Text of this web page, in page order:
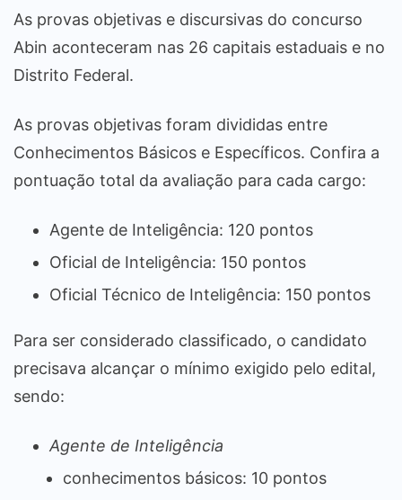
As provas objetivas e discursivas do concurso
Abin aconteceram nas 26 capitais estaduais e no
Distrito Federal.
As provas objetivas foram divididas entre
Conhecimentos Básicos e Específicos. Confira a
pontuação total da avaliação para cada cargo:
Agente de Inteligência: 120 pontos
Oficial de Inteligência: 150 pontos
Oficial Técnico de Inteligência: 150 pontos
Para ser considerado classificado, o candidato
precisava alcançar o mínimo exigido pelo edital,
sendo:
Agente de Inteligência
conhecimentos básicos: 10 pontos